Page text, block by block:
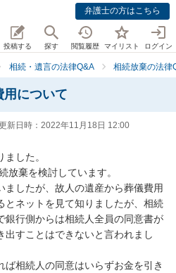
弁護士の方はこちら
投稿する 探す 閲覧履歴 マイリスト ログイン
相続・遺言の法律Q&A 相続放棄の法律
用について
新日時： 2022年11月18日 12:00
した。
したが、故人の遺産から葬儀費用
とネットを見て知りましたが、相続
銀行側からは相続人全員の同意書が
出すことはできないと言われまし
ば相続人の同意はいらずお金を引き